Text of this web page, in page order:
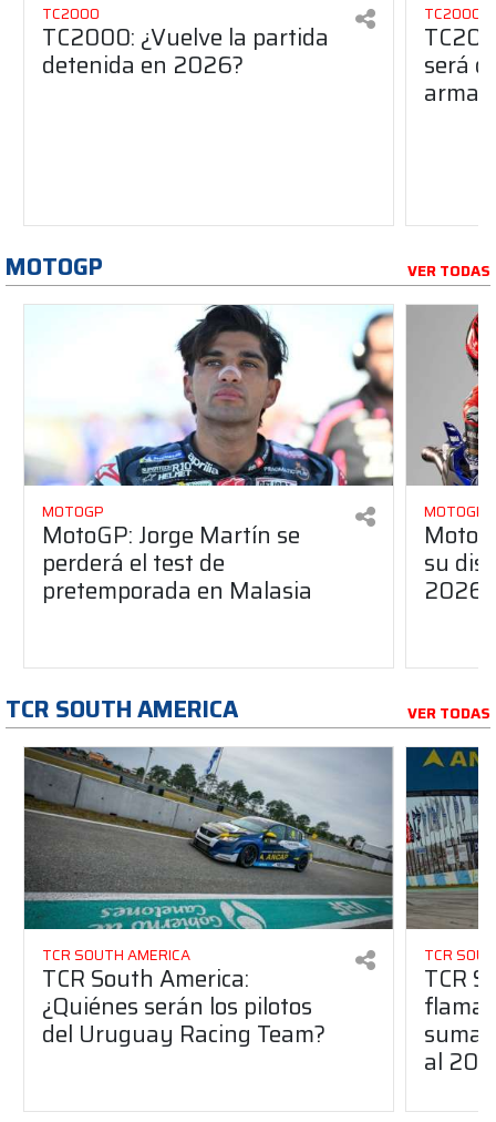
TC2000
TC2000: ¿Vuelve la partida
detenida en 2026?
TC2000
será
MOTOGP VER TODAS
MOTOGP
MotoGP: Jorge Martín se
perderá el test de
pretemporada en Malasia
MOTOGP
su
2026
TCR SOUTH AMERICA VER TODAS
TCR SOUTH AMERICA
TCR South America:
¿Quiénes serán los pilotos
del Uruguay Racing Team?
TCR
TCR
suma
al